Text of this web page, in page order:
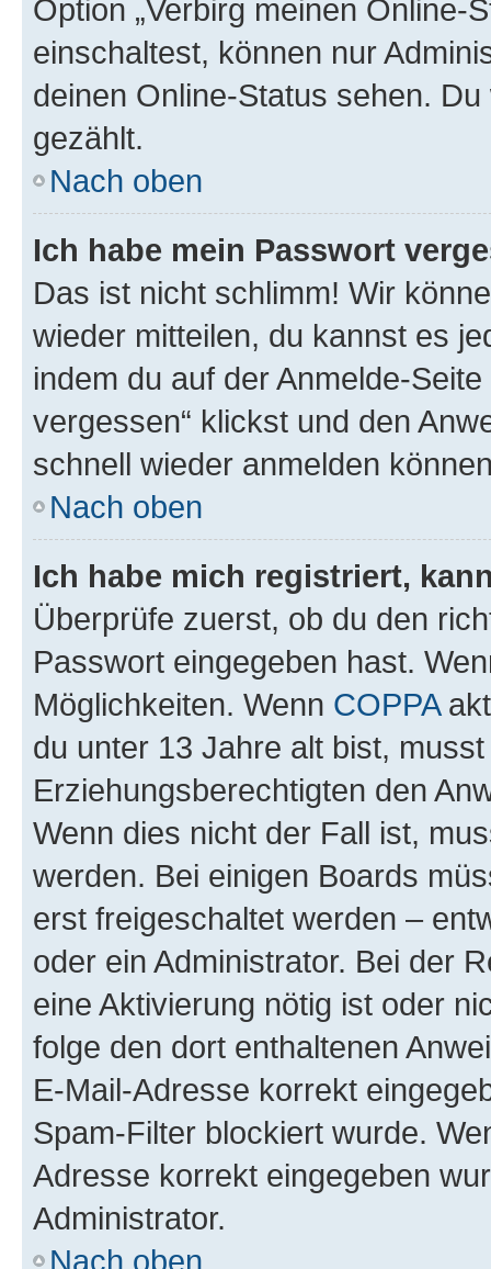
Option „Verbirg meinen Online-
einschaltest, können nur
deinen Online-Status sehen.
gezählt.
Nach oben
Ich habe mein Passwort
Das ist nicht schlimm! Wir
wieder mitteilen, du kannst es
indem du auf der Anmelde-
vergessen“ klickst und den
schnell wieder anmelden
Nach oben
Ich habe mich registriert,
Überprüfe zuerst, ob du den
Passwort eingegeben hast.
Möglichkeiten. Wenn COPPA
du unter 13 Jahre alt bist,
Erziehungsberechtigten den
Wenn dies nicht der Fall ist,
werden. Bei einigen Boards
erst freigeschaltet werden –
oder ein Administrator. Bei der
eine Aktivierung nötig ist oder
folge den dort enthaltenen
E-Mail-Adresse korrekt
Spam-Filter blockiert wurde.
Adresse korrekt eingegeben
Administrator.
Nach oben